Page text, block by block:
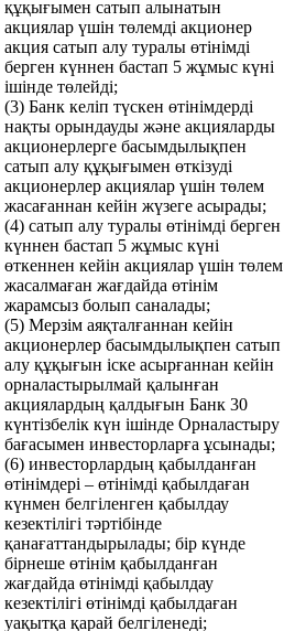
құқығымен сатып алынатын
акциялар үшін төлемді акционер
акция сатып алу туралы өтінімді
берген күннен бастап 5 жұмыс күні
ішінде төлейді;
(3) Банк келіп түскен өтінімдерді
нақты орындауды және акцияларды
акционерлерге басымдылықпен
сатып алу құқығымен өткізуді
акционерлер акциялар үшін төлем
жасағаннан кейін жүзеге асырады;
(4) сатып алу туралы өтінімді берген
күннен бастап 5 жұмыс күні
өткеннен кейін акциялар үшін төлем
жасалмаған жағдайда өтінім
жарамсыз болып саналады;
(5) Мерзім аяқталғаннан кейін
акционерлер басымдылықпен сатып
алу құқығын іске асырғаннан кейін
орналастырылмай қалынған
акциялардың қалдығын Банк 30
күнтізбелік күн ішінде Орналастыру
бағасымен инвесторларға ұсынады;
(6) инвесторлардың қабылданған
өтінімдері – өтінімді қабылдаған
күнмен белгіленген қабылдау
кезектілігі тәртібінде
қанағаттандырылады; бір күнде
бірнеше өтінім қабылданған
жағдайда өтінімді қабылдау
кезектілігі өтінімді қабылдаған
уақытқа қарай белгіленеді;